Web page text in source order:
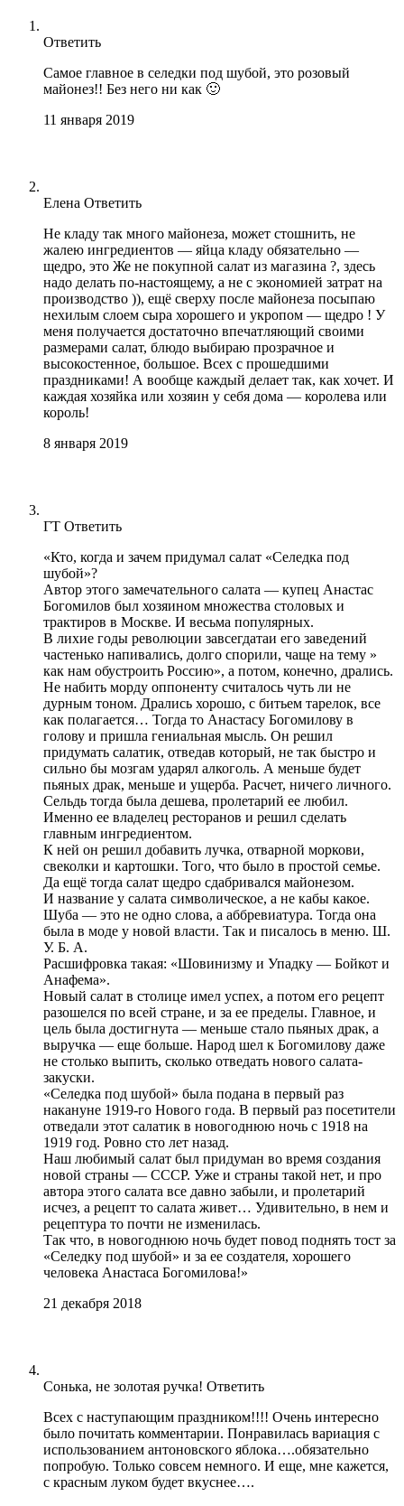
Ответить
Самое главное в селедки под шубой, это розовый
майонез!! Без него ни как 🙂
11 января 2019
Елена Ответить
Не кладу так много майонеза, может стошнить, не
жалею ингредиентов — яйца кладу обязательно —
щедро, это Же не покупной салат из магазина ?, здесь
надо делать по-настоящему, а не с экономией затрат на
производство )), ещё сверху после майонеза посыпаю
нехилым слоем сыра хорошего и укропом — щедро ! У
меня получается достаточно впечатляющий своими
размерами салат, блюдо выбираю прозрачное и
высокостенное, большое. Всех с прошедшими
праздниками! А вообще каждый делает так, как хочет. И
каждая хозяйка или хозяин у себя дома — королева или
король!
8 января 2019
ГT Ответить
«Кто, когда и зачем придумал салат «Селедка под
шубой»?
Автор этого замечательного салата — купец Анастас
Богомилов был хозяином множества столовых и
трактиров в Москве. И весьма популярных.
В лихие годы революции завсегдатаи его заведений
частенько напивались, долго спорили, чаще на тему »
как нам обустроить Россию», а потом, конечно, дрались.
Не набить морду оппоненту считалось чуть ли не
дурным тоном. Дрались хорошо, с битьем тарелок, все
как полагается… Тогда то Анастасу Богомилову в
голову и пришла гениальная мысль. Он решил
придумать салатик, отведав который, не так быстро и
сильно бы мозгам ударял алкоголь. А меньше будет
пьяных драк, меньше и ущерба. Расчет, ничего личного.
Сельдь тогда была дешева, пролетарий ее любил.
Именно ее владелец ресторанов и решил сделать
главным ингредиентом.
К ней он решил добавить лучка, отварной моркови,
свеколки и картошки. Того, что было в простой семье.
Да ещё тогда салат щедро сдабривался майонезом.
И название у салата символическое, а не кабы какое.
Шуба — это не одно слова, а аббревиатура. Тогда она
была в моде у новой власти. Так и писалось в меню. Ш.
У. Б. А.
Расшифровка такая: «Шовинизму и Упадку — Бойкот и
Анафема».
Новый салат в столице имел успех, а потом его рецепт
разошелся по всей стране, и за ее пределы. Главное, и
цель была достигнута — меньше стало пьяных драк, а
выручка — еще больше. Народ шел к Богомилову даже
не столько выпить, сколько отведать нового салата-
закуски.
«Селедка под шубой» была подана в первый раз
накануне 1919-го Нового года. В первый раз посетители
отведали этот салатик в новогоднюю ночь с 1918 на
1919 год. Ровно сто лет назад.
Наш любимый салат был придуман во время создания
новой страны — СССР. Уже и страны такой нет, и про
автора этого салата все давно забыли, и пролетарий
исчез, а рецепт то салата живет… Удивительно, в нем и
рецептура то почти не изменилась.
Так что, в новогоднюю ночь будет повод поднять тост за
«Селедку под шубой» и за ее создателя, хорошего
человека Анастаса Богомилова!»
21 декабря 2018
Сонька, не золотая ручка! Ответить
Всех с наступающим праздником!!!! Очень интересно
было почитать комментарии. Понравилась вариация с
использованием антоновского яблока….обязательно
попробую. Только совсем немного. И еще, мне кажется,
с красным луком будет вкуснее….